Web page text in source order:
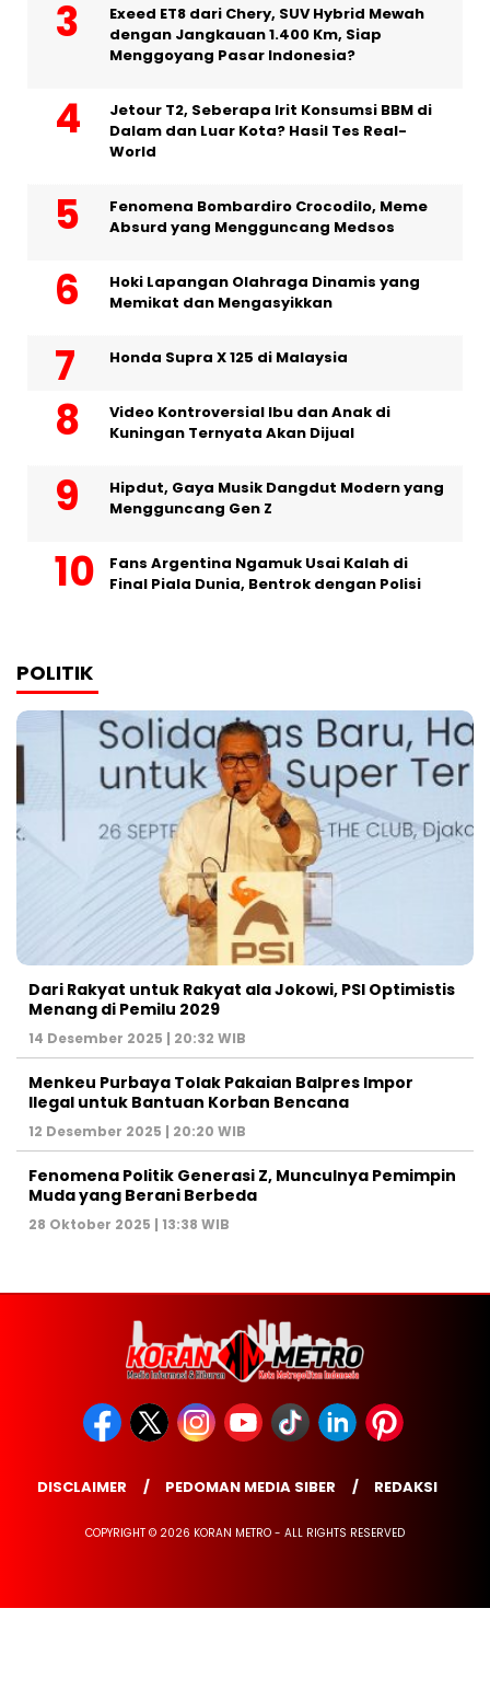
Exeed ET8 dari Chery, SUV Hybrid Mewah
dengan Jangkauan 1.400 Km, Siap
Menggoyang Pasar Indonesia?
Jetour T2, Seberapa Irit Konsumsi BBM di
Dalam dan Luar Kota? Hasil Tes Real-
World
Fenomena Bombardiro Crocodilo, Meme
Absurd yang Mengguncang Medsos
Hoki Lapangan Olahraga Dinamis yang
Memikat dan Mengasyikkan
Honda Supra X 125 di Malaysia
Video Kontroversial Ibu dan Anak di
Kuningan Ternyata Akan Dijual
Hipdut, Gaya Musik Dangdut Modern yang
Mengguncang Gen Z
Fans Argentina Ngamuk Usai Kalah di
Final Piala Dunia, Bentrok dengan Polisi
POLITIK
Dari Rakyat untuk Rakyat ala Jokowi, PSI Optimistis
Menang di Pemilu 2029
14 Desember 2025 | 20:32 WIB
Menkeu Purbaya Tolak Pakaian Balpres Impor
Ilegal untuk Bantuan Korban Bencana
12 Desember 2025 | 20:20 WIB
Fenomena Politik Generasi Z, Munculnya Pemimpin
Muda yang Berani Berbeda
28 Oktober 2025 | 13:38 WIB
DISCLAIMER PEDOMAN MEDIA SIBER REDAKSI
COPYRIGHT © 2026 KORAN METRO - ALL RIGHTS RESERVED